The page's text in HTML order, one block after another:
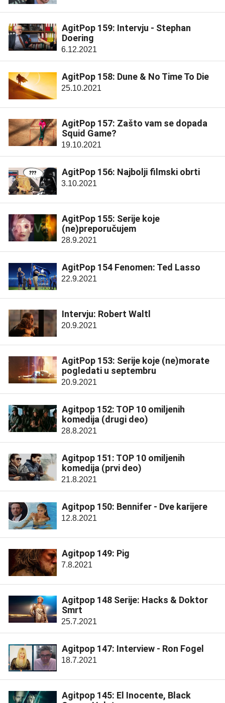
AgitPop 159: Intervju - Stephan
Doering
6.12.2021
AgitPop 158: Dune & No Time To Die
25.10.2021
AgitPop 157: Zašto vam se dopada
Squid Game?
19.10.2021
AgitPop 156: Najbolji filmski obrti
3.10.2021
AgitPop 155: Serije koje
(ne)preporučujem
28.9.2021
AgitPop 154 Fenomen: Ted Lasso
22.9.2021
Intervju: Robert Waltl
20.9.2021
AgitPop 153: Serije koje (ne)morate
pogledati u septembru
20.9.2021
Agitpop 152: TOP 10 omiljenih
komedija (drugi deo)
28.8.2021
Agitpop 151: TOP 10 omiljenih
komedija (prvi deo)
21.8.2021
Agitpop 150: Bennifer - Dve karijere
12.8.2021
Agitpop 149: Pig
7.8.2021
Agitpop 148 Serije: Hacks & Doktor
Smrt
25.7.2021
Agitpop 147: Interview - Ron Fogel
18.7.2021
Agitpop 145: El Inocente, Black